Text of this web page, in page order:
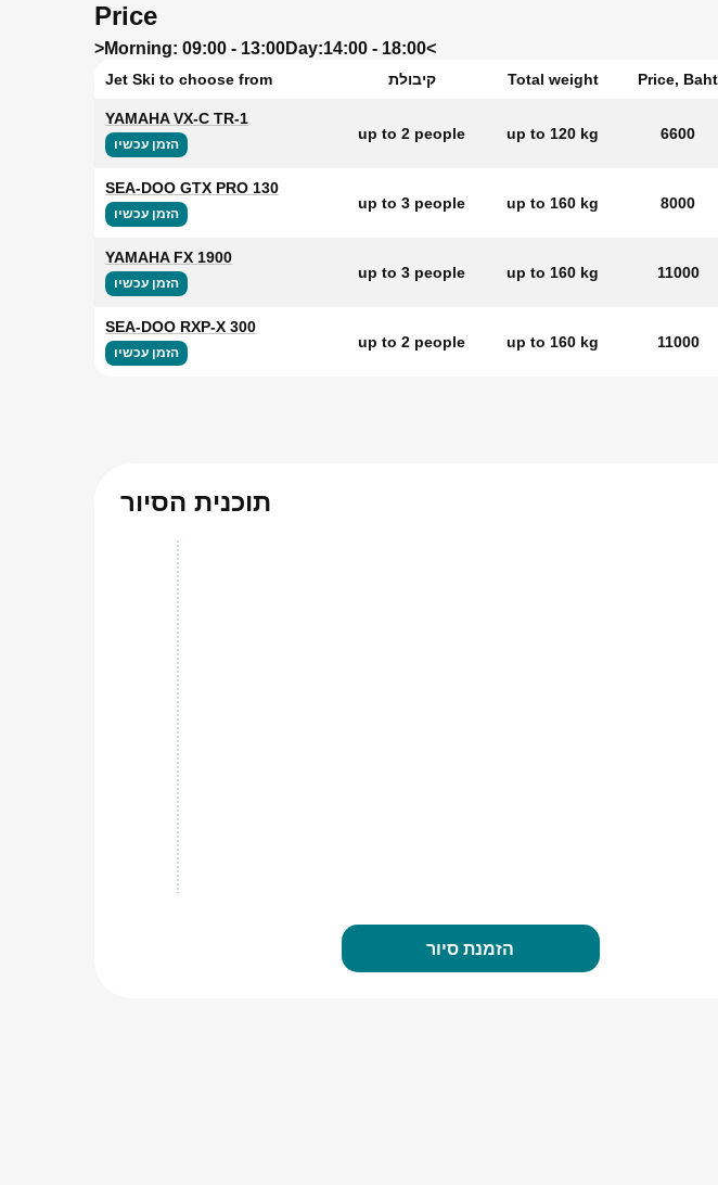
Price
>Morning: 09:00 - 13:00Day:14:00 - 18:00<
Jet Ski to choose from קיבולת Total weight Price, Baht
YAMAHA VX-C TR-1
הזמן עכשיו
up to 2 people up to 120 kg 6600
SEA-DOO GTX PRO 130
הזמן עכשיו
up to 3 people up to 160 kg 8000
YAMAHA FX 1900
הזמן עכשיו
up to 3 people up to 160 kg 11000
SEA-DOO RXP-X 300
הזמן עכשיו
up to 2 people up to 160 kg 11000
תוכנית הסיור
הזמנת סיור